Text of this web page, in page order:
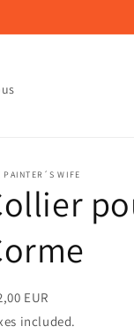
PAINTER´S WIFE
EUR
included.